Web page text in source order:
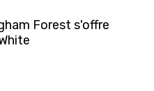
Forest s'offre